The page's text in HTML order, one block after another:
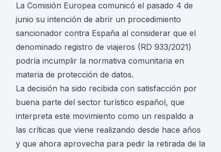
La Comisión Europea comunicó el pasado 4 de
junio su intención de abrir un procedimiento
sancionador contra España al considerar que el
denominado registro de viajeros (RD 933/2021)
podría incumplir la normativa comunitaria en
materia de protección de datos.
La decisión ha sido recibida con satisfacción por
buena parte del sector turístico español, que
interpreta este movimiento como un respaldo a
las críticas que viene realizando desde hace años
y que ahora aprovecha para pedir la retirada de la